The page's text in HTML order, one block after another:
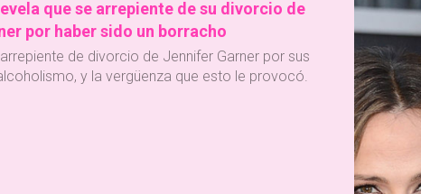
que se arrepiente de su divorcio de
por haber sido un borracho
de divorcio de Jennifer Garner por sus
y la vergüenza que esto le provocó.